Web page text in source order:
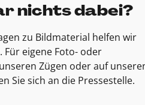
nichts dabei?
zu Bildmaterial helfen wir
Für eigene Foto- oder
Zügen oder auf
Sie sich an die Pressestelle.